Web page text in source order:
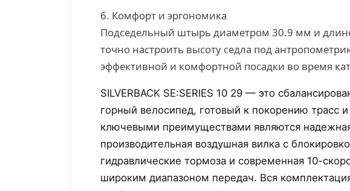
6. Комфорт и эргономика
Подседельный штырь диаметром 30.9 мм и
точно настроить высоту седла под
эффективной и комфортной посадки во время
SILVERBACK SE:SERIES 10 29 — это
горный велосипед, готовый к покорению трасс
ключевыми преимуществами являются
производительная воздушная вилка с
гидравлические тормоза и современная 10-
широким диапазоном передач. Вся